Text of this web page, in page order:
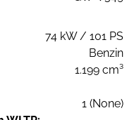
74 kW / 101 PS
Benzin
1.199 cm³
1 (None)